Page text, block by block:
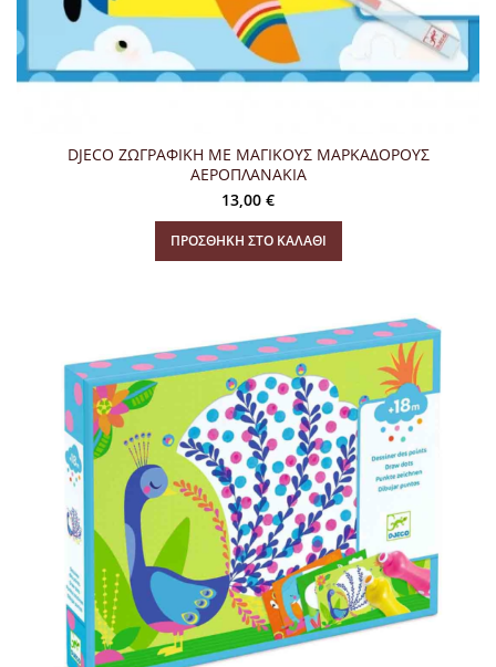
DJECO ΖΩΓΡΑΦΙΚΗ ΜΕ ΜΑΓΙΚΟΥΣ ΜΑΡΚΑΔΟΡΟΥΣ
ΑΕΡΟΠΛΑΝΑΚΙΑ
13,00 €
ΠΡΟΣΘΉΚΗ ΣΤΟ ΚΑΛΆΘΙ